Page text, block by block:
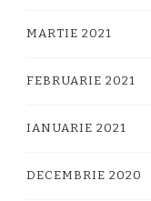
MARTIE 2021
FEBRUARIE 2021
IANUARIE 2021
DECEMBRIE 2020